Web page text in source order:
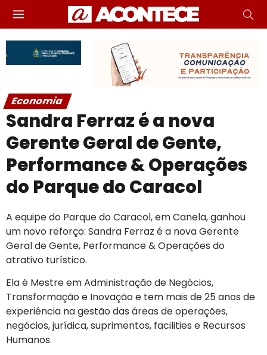
Economia
Sandra Ferraz é a nova
Gerente Geral de Gente,
Performance & Operações
do Parque do Caracol
A equipe do Parque do Caracol, em Canela, ganhou
um novo reforço: Sandra Ferraz é a nova Gerente
Geral de Gente, Performance & Operações do
atrativo turístico.
Ela é Mestre em Administração de Negócios,
Transformação e Inovação e tem mais de 25 anos de
experiência na gestão das áreas de operações,
negócios, jurídica, suprimentos, facilities e Recursos
Humanos.